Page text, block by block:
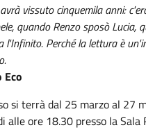
vissuto cinquemila anni:
quando Renzo sposò Lucia,
l'Infinito. Perché la lettura è
Eco
si terrà dal 25 marzo al 27
alle ore 18.30 presso la